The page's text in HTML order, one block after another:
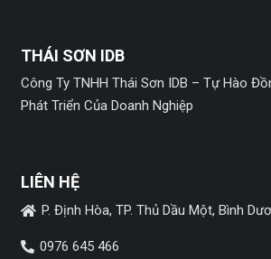
THÁI SƠN IDB
Công Ty TNHH Thái Sơn IDB – Tự Hào
Phát Triển Của Doanh Nghiệp
LIÊN HỆ
P. Định Hòa, TP. Thủ Dầu Một, Bình
0976 645 466